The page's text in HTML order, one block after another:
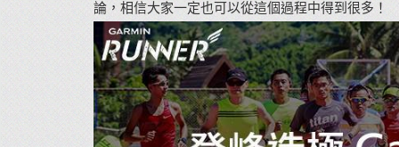
論，相信大家一定也可以從這個過程中得到很多！